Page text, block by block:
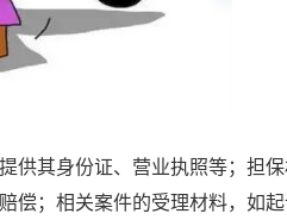
供其身份证、营业执照等；担
偿；相关案件的受理材料，如